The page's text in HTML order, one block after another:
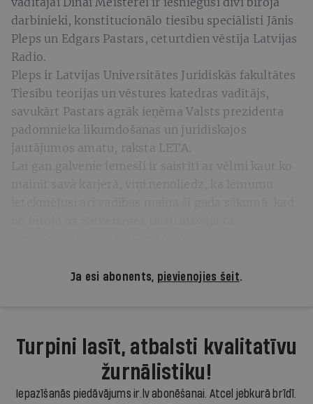
darbinieki, konstitucionālo tiesību speciālisti Jānis
Pleps un Edgars Pastars, ceturtdien vēstīja Latvijas
Radio.
Pleps ir Latvijas Universitātes Juridiskās fakultātes
Tiesību teorijas un vēstures katedras vadītājs,
savukārt Pastars agrāk ieņēma Valsts prezidenta
padomnieka likumdošanas un juridiskajos
jautājumos amatu, raksta LETA.
Lai gan galvenie iemesli ir saistīti ar vēlmi kaut ko
Ja esi abonents, pievienojies šeit.
Turpini lasīt, atbalsti kvalitatīvu
žurnālistiku!
Iepazīšanās piedāvājums ir.lv abonēšanai. Atcel jebkurā brīdī.